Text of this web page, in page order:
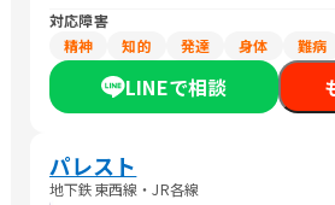
対応障害
精神
知的 発達 身体 難病
LINEで相談
パレスト
地下鉄東西線・JR各線